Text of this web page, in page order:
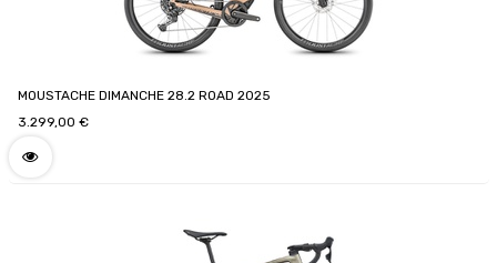
MOUSTACHE DIMANCHE 28.2 ROAD 2025
3.299,00 €